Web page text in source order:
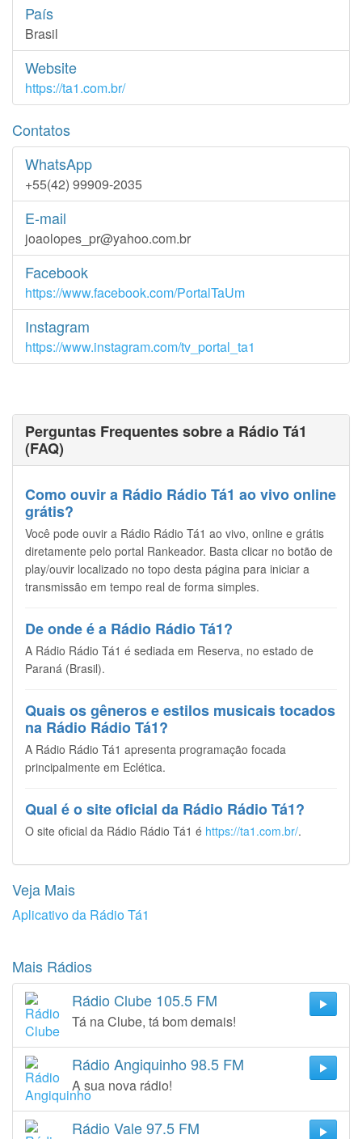
País
Brasil
Website
https://ta1.com.br/
Contatos
WhatsApp
+55(42) 99909-2035
E-mail
joaolopes_pr@yahoo.com.br
Facebook
https://www.facebook.com/PortalTaUm
Instagram
https://www.instagram.com/tv_portal_ta1
Perguntas Frequentes sobre a Rádio Tá1
(FAQ)
Como ouvir a Rádio Rádio Tá1 ao vivo online
grátis?
Você pode ouvir a Rádio Rádio Tá1 ao vivo, online e grátis
diretamente pelo portal Rankeador. Basta clicar no botão de
play/ouvir localizado no topo desta página para iniciar a
transmissão em tempo real de forma simples.
De onde é a Rádio Rádio Tá1?
A Rádio Rádio Tá1 é sediada em Reserva, no estado de
Paraná (Brasil).
Quais os gêneros e estilos musicais tocados
na Rádio Rádio Tá1?
A Rádio Rádio Tá1 apresenta programação focada
principalmente em Eclética.
Qual é o site oficial da Rádio Rádio Tá1?
O site oficial da Rádio Rádio Tá1 é https://ta1.com.br/.
Veja Mais
Aplicativo da Rádio Tá1
Mais Rádios
Rádio Clube 105.5 FM
Tá na Clube, tá bom demais!
Rádio Angiquinho 98.5 FM
A sua nova rádio!
Rádio Vale 97.5 FM